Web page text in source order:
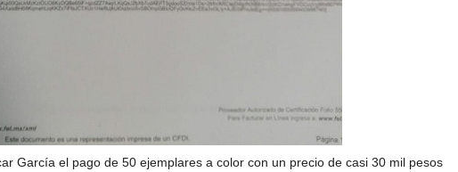
García el pago de 50 ejemplares a color con un precio de casi 30 mil pesos